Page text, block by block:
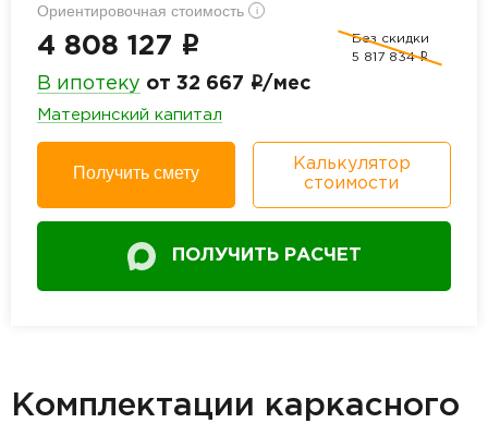
Ориентировочная стоимость i
4 808 127 i
Без скидки
5 817 834 i
В ипотеку от 32 667 i/мес
Материнский капитал
Получить смету
Калькулятор
стоимости
ПОЛУЧИТЬ РАСЧЕТ
Комплектации каркасного